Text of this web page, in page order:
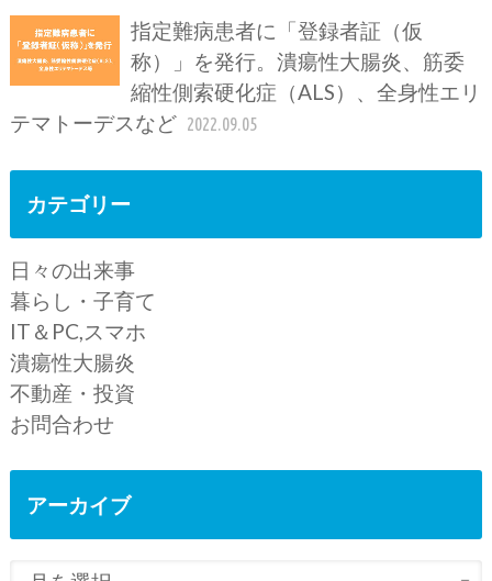
指定難病患者に「登録者証（仮
称）」を発行。潰瘍性大腸炎、筋委
縮性側索硬化症（ALS）、全身性エリ
テマトーデスなど 2022.09.05
カテゴリー
日々の出来事
暮らし・子育て
IT＆PC,スマホ
潰瘍性大腸炎
不動産・投資
お問合わせ
アーカイブ